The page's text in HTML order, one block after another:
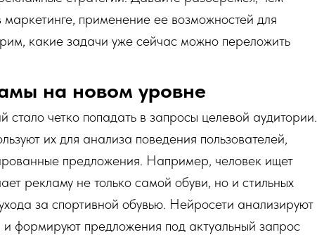
применение ее возможностей для
какие задачи уже сейчас можно переложить
на новом уровне
четко попадать в запросы целевой аудитории.
их для анализа поведения пользователей,
предложения. Например, человек ищет
рекламу не только самой обуви, но и стильных
за спортивной обувью. Нейросети анализируют
и формируют предложения под актуальный запрос